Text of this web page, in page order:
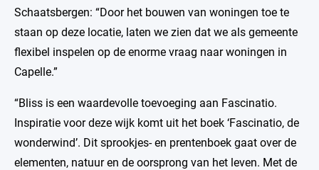
Schaatsbergen: “Door het bouwen van woningen toe te
staan op deze locatie, laten we zien dat we als gemeente
flexibel inspelen op de enorme vraag naar woningen in
Capelle.”
“Bliss is een waardevolle toevoeging aan Fascinatio.
Inspiratie voor deze wijk komt uit het boek ‘Fascinatio, de
wonderwind’. Dit sprookjes- en prentenboek gaat over de
elementen, natuur en de oorsprong van het leven. Met de